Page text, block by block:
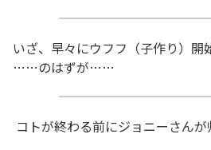
いざ、早々にウフフ（子作り）開
……のはずが……
コトが終わる前にジョニーさん